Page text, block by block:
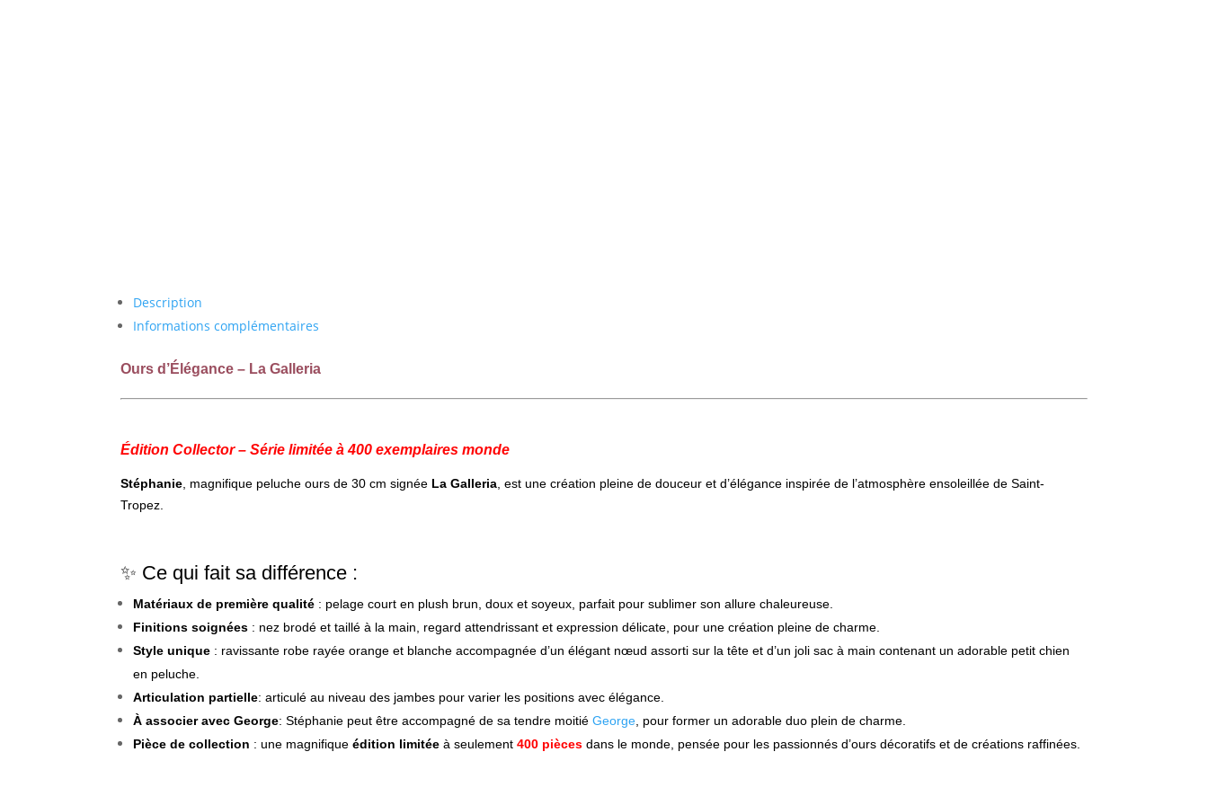
Description
Informations complémentaires
Ours d’Élégance – La Galleria
Édition Collector – Série limitée à 400 exemplaires monde
Stéphanie, magnifique peluche ours de 30 cm signée La Galleria,est une création pleine de douceur et d’élégance inspirée de l’atmosphère ensoleillée de Saint-
Tropez.
✨ Ce qui fait sa différence :
Matériaux de première qualité : pelage court en plush brun, doux et soyeux, parfait pour sublimer son allure chaleureuse.
Finitions soignées : nez brodé et taillé à la main, regard attendrissant et expression délicate, pour une création pleine de charme.
Style unique : ravissante robe rayée orange et blanche accompagnée d’un élégant nœud assorti sur la tête et d’un joli sac à main contenant un adorable petit chien
en peluche.
Articulation partielle:articulé au niveau des jambes pour varier les positions avec élégance.
À associer avec George: Stéphanie peut être accompagné de sa tendre moitiéGeorge, pour former un adorable duo plein de charme.
Pièce de collection : une magnifiqueédition limitée à seulement400 pièces dans le monde, pensée pour les passionnés d’ours décoratifs et de créations raffinées.